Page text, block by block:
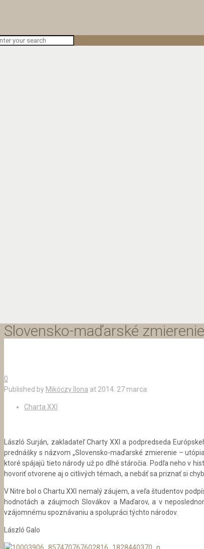
Slovensko-maďarské
0
Published by Mikóczy Ilona at 2014. 27 marca.
Charta XXI
László Surján, zakladateľ Charty XXI a podpredseda
prednášky s názvom „Slovensko-maďarské zmierenie –
ktoré spájajú tieto národy už po dlhé stáročia. Podľa neho v
hovoriť otvorene aj o citlivých témach, a nebáť sa priznať si
V Nitre bol o Chartu XXI nemalý záujem, a veľa študentov
hodnotách a záujmoch Slovákov a Maďarov, a v
vzájomnému spoznávaniu a spolupráci týchto národov.
László Galo